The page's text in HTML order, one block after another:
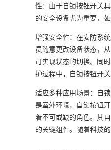
性：由于自锁按钮开关
的安全设备尤为重要，
增强安全性：在安防系
员随意更改设备状态，
可实现状态的切换。同
护过程中，自锁按钮开
适应多种应用场景：自
是室外环境，自锁按钮
着不可或缺的角色。其
的关键组件。随着科技